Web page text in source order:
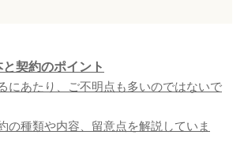
契約のポイント
にあたり、ご不明点も多いのではないで
の種類や内容、留意点を解説していま